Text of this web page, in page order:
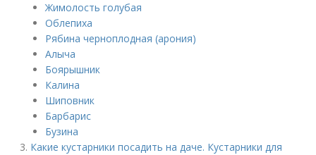
Жимолость голубая
Облепиха
Рябина черноплодная (арония)
Алыча
Боярышник
Калина
Шиповник
Барбарис
Бузина
Какие кустарники посадить на даче. Кустарники для